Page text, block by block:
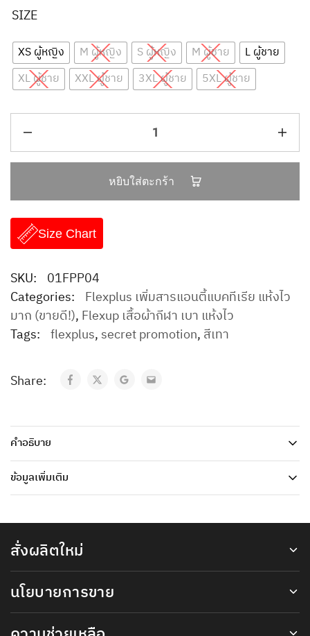
SIZE
XS ผู้หญิง M ผู้หญิง S ผู้หญิง M ผู้ชาย
L ผู้ชาย
XL ผู้ชาย
XXL ผู้ชาย 3XL ผู้ชาย 5XL ผู้ชาย
หยิบใส่ตะกร้า
Size Chart
SKU: 01FPP04
Categories: Flexplus เพิ่มสารแอนตี้แบคทีเรีย แห้งไว
มาก (ขายดี!), Flexup เสื้อผ้ากีฬา เบา แห้งไว
Tags: flexplus, secret promotion, สีเทา
Share:
คำอธิบาย
ข้อมูลเพิ่มเติม
สั่งผลิตใหม่
นโยบายการขาย